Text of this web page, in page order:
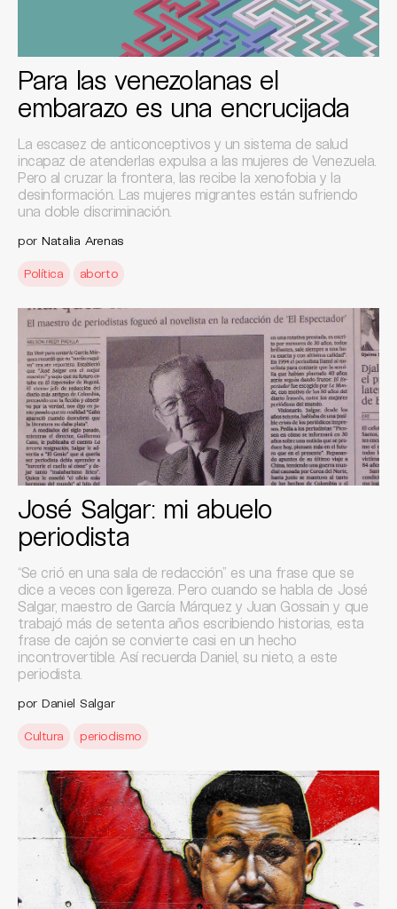
Para las venezolanas el
embarazo es una encrucijada
La escasez de anticonceptivos y un sistema de salud
incapaz de atenderlas expulsa a las mujeres de Venezuela.
Pero al cruzar la frontera, las recibe la xenofobia y la
desinformación. Las mujeres migrantes están sufriendo
una doble discriminación.
por Natalia Arenas
Política aborto
José Salgar: mi abuelo
periodista
“Se crió en una sala de redacción” es una frase que se
dice a veces con ligereza. Pero cuando se habla de José
Salgar, maestro de García Márquez y Juan Gossain y que
trabajó más de setenta años escribiendo historias, esta
frase de cajón se convierte casi en un hecho
incontrovertible. Así recuerda Daniel, su nieto, a este
periodista.
por Daniel Salgar
Cultura periodismo